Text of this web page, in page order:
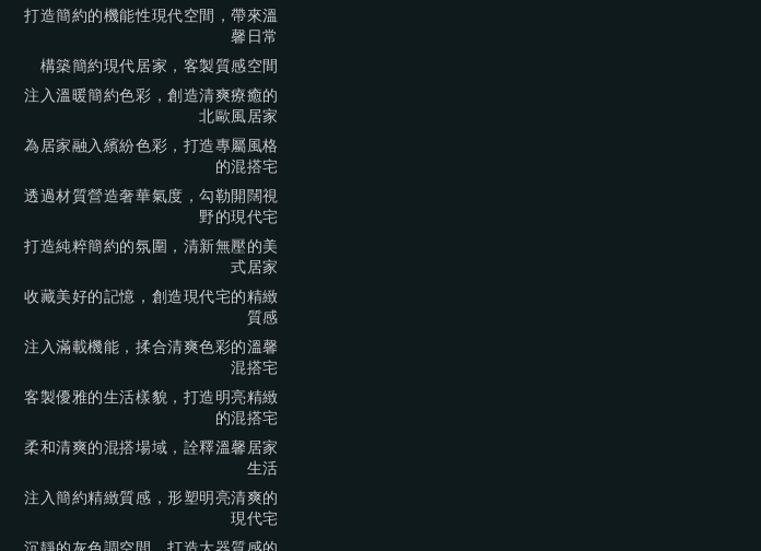
打造簡約的機能性現代空間，帶來溫
馨日常
構築簡約現代居家，客製質感空間
注入溫暖簡約色彩，創造清爽療癒的
北歐風居家
為居家融入繽紛色彩，打造專屬風格
的混搭宅
透過材質營造奢華氣度，勾勒開闊視
野的現代宅
打造純粹簡約的氛圍，清新無壓的美
式居家
收藏美好的記憶，創造現代宅的精緻
質感
注入滿載機能，揉合清爽色彩的溫馨
混搭宅
客製優雅的生活樣貌，打造明亮精緻
的混搭宅
柔和清爽的混搭場域，詮釋溫馨居家
生活
注入簡約精緻質感，形塑明亮清爽的
現代宅